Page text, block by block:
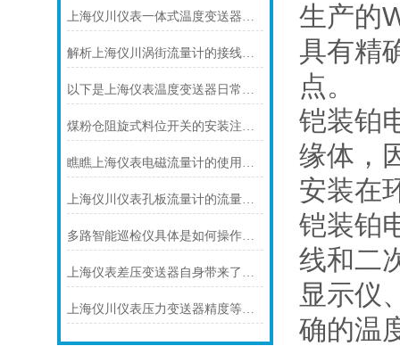
上海仪川仪表一体式温度变送器的特点
解析上海仪川涡街流量计的接线情况
以下是上海仪表温度变送器日常保养的建议
煤粉仓阻旋式料位开关的安装注意事项
瞧瞧上海仪表电磁流量计的使用注意事项
上海仪川仪表孔板流量计的流量计算公式
多路智能巡检仪具体是如何操作的呢？
上海仪表差压变送器自身带来了怎样的功能
上海仪川仪表压力变送器精度等级的划分方法
生产的
具有精
点。
铠装铂
缘体，
安装在
铠装铂
线和二
显示仪
确的温